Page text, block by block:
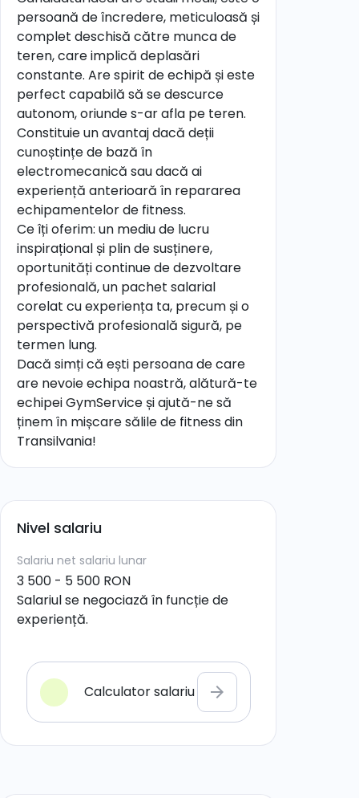
persoană de încredere, meticuloasă și
complet deschisă către munca de
teren, care implică deplasări
constante. Are spirit de echipă și este
perfect capabilă să se descurce
autonom, oriunde s-ar afla pe teren.
Constituie un avantaj dacă deții
cunoștințe de bază în
electromecanică sau dacă ai
experiență anterioară în repararea
echipamentelor de fitness.
Ce îți oferim: un mediu de lucru
inspirațional și plin de susținere,
oportunități continue de dezvoltare
profesională, un pachet salarial
corelat cu experiența ta, precum și o
perspectivă profesională sigură, pe
termen lung.
Dacă simți că ești persoana de care
are nevoie echipa noastră, alătură-te
echipei GymService și ajută-ne să
ținem în mișcare sălile de fitness din
Transilvania!
Nivel salariu
Salariu net salariu lunar
3 500 - 5 500 RON
Salariul se negociază în funcție de
experiență.
Calculator salariu arrow_forward